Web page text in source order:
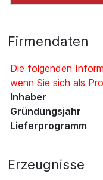
Firmendaten
Die folgenden
wenn Sie sich als
Inhaber
Gründungsjahr
Lieferprogramm
Erzeugnisse